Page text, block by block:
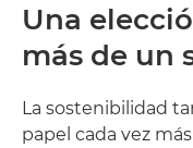
Una
más de un
La sostenibilidad
papel cada vez